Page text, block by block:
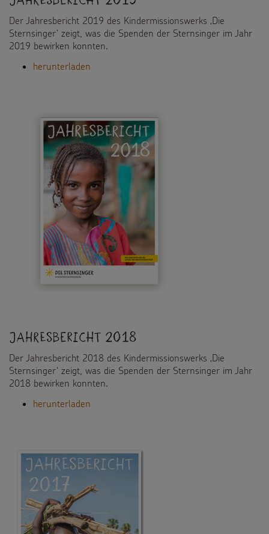
Der Jahresbericht 2019 des Kindermissionswerks ‚Die
Sternsinger‘ zeigt, was die Spenden der Sternsinger im Jahr
2019 bewirken konnten.
herunterladen
Jahresbericht 2018
Der Jahresbericht 2018 des Kindermissionswerks ‚Die
Sternsinger‘ zeigt, was die Spenden der Sternsinger im Jahr
2018 bewirken konnten.
herunterladen